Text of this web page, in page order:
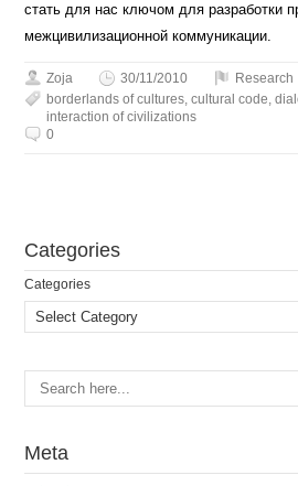
стать для нас ключом для разработки
межцивилизационной коммуникации.
Zoja 30/11/2010
Research
borderlands of cultures,cultural code,
interaction of civilizations
0
Сategories
Сategories
Meta